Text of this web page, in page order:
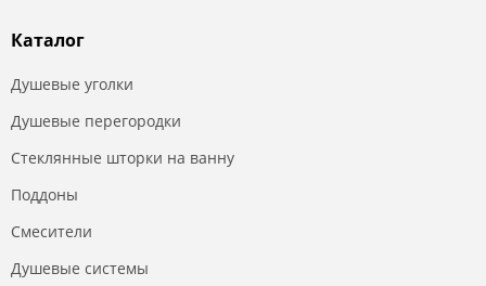
Каталог
Душевые уголки
Душевые перегородки
Стеклянные шторки на ванну
Поддоны
Смесители
Душевые системы